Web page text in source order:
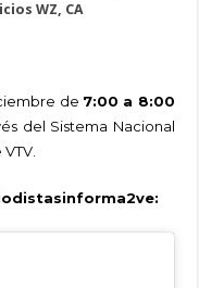
WZ, CA
de 7:00 a 8:00
del Sistema Nacional
: